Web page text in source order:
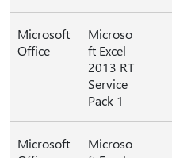
Microsoft
Office
Microso
ft Excel
2013 RT
Service
Pack 1
Microsoft
Microso